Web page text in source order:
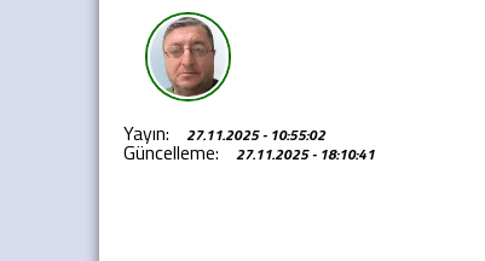
Yayın: 27.11.2025 - 10:55:02
Güncelleme: 27.11.2025 - 18:10:41